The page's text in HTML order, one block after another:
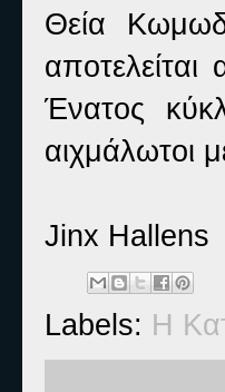
Θεία
Ένατος
αιχμάλωτοι
Jinx Hallens
Labels: Η